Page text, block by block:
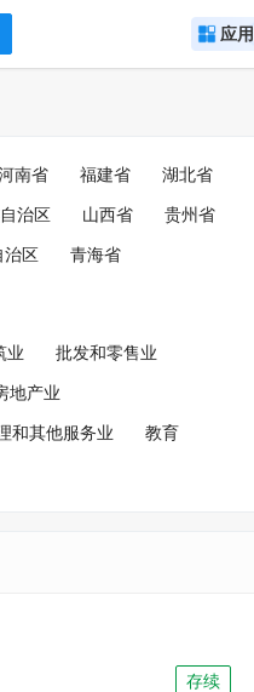
应用
南省 福建省 湖北省
治区 山西省 贵州省
治区 青海省
业 批发和零售业
地产业
和其他服务业 教育
存续